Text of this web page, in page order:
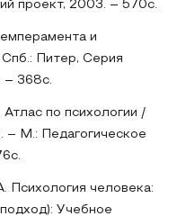
проект, 2003. – 570с.
и
Питер, Серия
– 368с.
по психологии /
М.: Педагогическое
Психология человека:
Учебное